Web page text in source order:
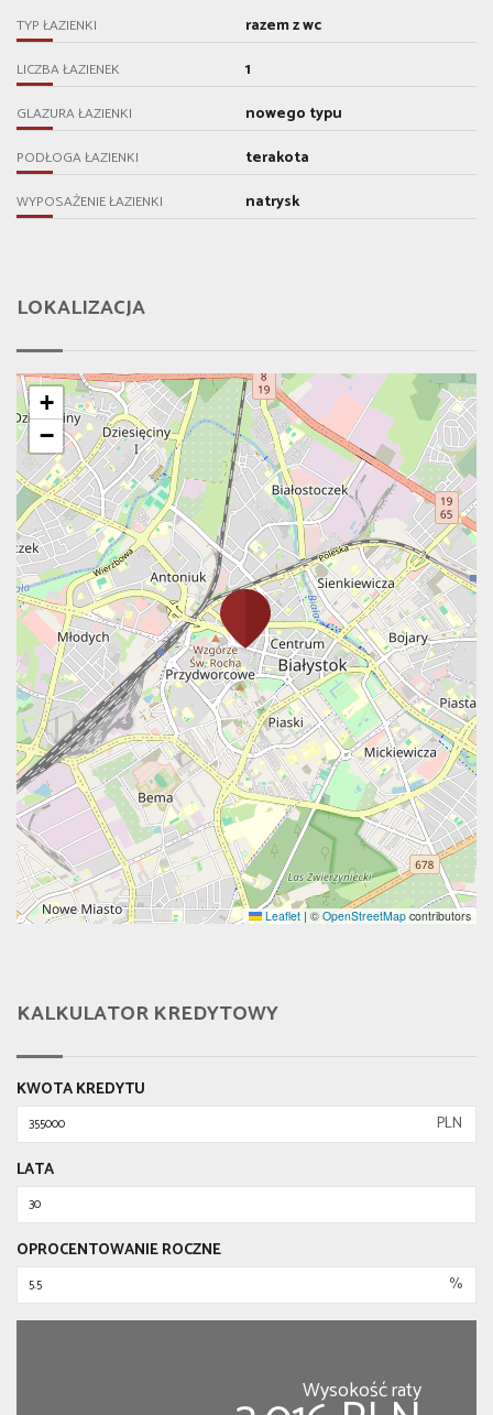
TYP ŁAZIENKI razem z wc
LICZBA ŁAZIENEK 1
GLAZURA ŁAZIENKI nowego typu
PODŁOGA ŁAZIENKI terakota
WYPOSAŻENIE ŁAZIENKI natrysk
LOKALIZACJA
+
−
Leaflet | © OpenStreetMap contributors
KALKULATOR KREDYTOWY
KWOTA KREDYTU
PLN
LATA
OPROCENTOWANIE ROCZNE
%
Wysokość raty